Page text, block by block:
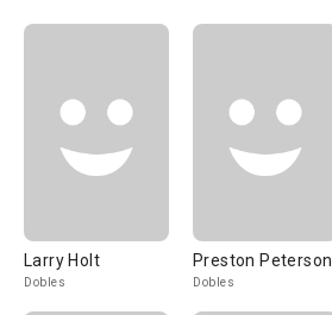
Larry Holt
Dobles
Preston Peterson
Dobles